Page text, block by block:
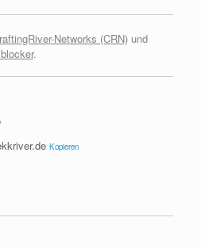
Networks (CRN) und
.
Kopieren